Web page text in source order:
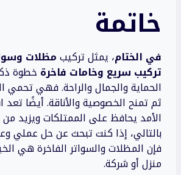
خاتمة
في الختام، يمثل تركيبمظلات
تركيب سريع وخامات فاخرة خطوة
الحماية والجمال والراحة. فهي تحمي
ثم تمنح الخصوصية والأناقة. أيضًا تعد
الأمد يحافظ على الممتلكات ويزيد من
بالتالي، إذا كنت تبحث عن حل عملي
فإن المظلات والسواتر الفاخرة هي
منزل أو شركة.